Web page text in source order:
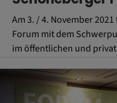
Am 3. / 4. November
Forum mit dem
im öffentlichen und